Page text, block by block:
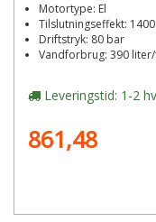
Motortype: El
Tilslutningseffekt:
Driftstryk: 80 bar
Vandforbrug: 390
Leveringstid: 1-2
861,48